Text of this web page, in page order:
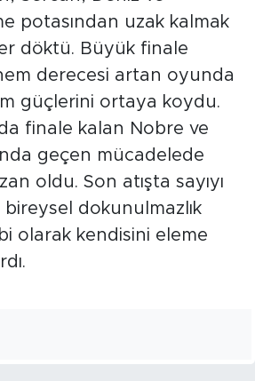
potasından uzak kalmak
döktü. Büyük finale
derecesi artan oyunda
güçlerini ortaya koydu.
finale kalan Nobre ve
geçen mücadelede
oldu. Son atışta sayıyı
dokunulmazlık
olarak kendisini eleme